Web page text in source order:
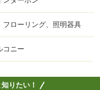
フローリング、照明器具
コニー
りたい！